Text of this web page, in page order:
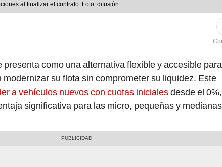
al finalizar el contrato. Foto: difusión
presenta como una alternativa flexible y accesible
su flota sin comprometer su liquidez. Este
a vehículos nuevos con cuotas inicialesdesde el
significativa para las micro, pequeñas y medianas